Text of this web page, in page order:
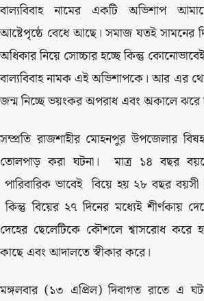
বাল্যবিবাহ নামের একটি অভিশাপ
আষ্টেপৃষ্ঠে বেধে আছে। সমাজ যতই সামনের
অধিকার নিয়ে সোচ্চার হচ্ছে কিন্তু কোনোভাবেই
বাল্যবিবাহ নামক এই অভিশাপকে। আর এর
জন্ম নিচ্ছে ভয়ংকর অপরাধ এবং অকালে ঝরে
সম্প্রতি রাজশাহীর মোহনপুর উপজেলার
তোলপাড় করা ঘটনা। মাত্র ১৪ বছর
পারিবারিক ভাবেই বিয়ে হয় ২৮ বছর
কিন্তু বিয়ের ২৭ দিনের মধ্যেই শীর্ণকায়
দেহের ছেলেটিকে কৌশলে শ্বাসরোধ করে
কাছে এবং আদালতে স্বীকার করে।
মঙ্গলবার (১৩ এপ্রিল) দিবাগত রাতে এ